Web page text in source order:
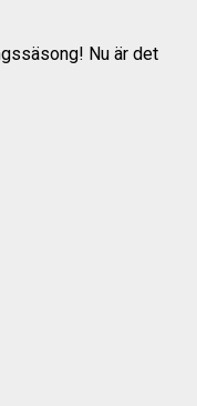
Nu är det